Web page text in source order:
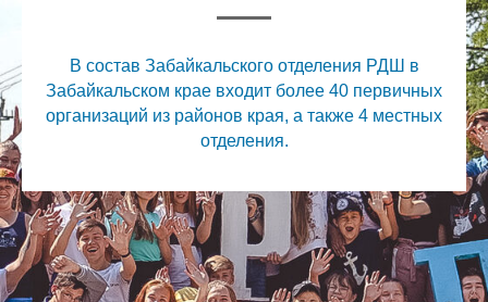
В состав Забайкальского отделения РДШ в
Забайкальском крае входит более 40 первичных
организаций из районов края, а также 4 местных
отделения.